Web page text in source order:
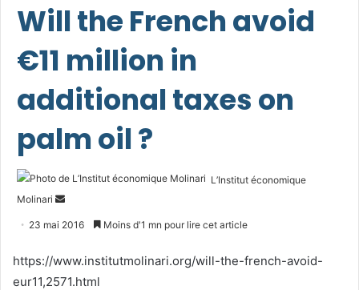
Will the French avoid
€11 million in
additional taxes on
palm oil ?
L’Institut économique
Molinari
Envoyer
23 mai 2016 Moins d'1 mn pour lire cet article
https://www.institutmolinari.org/will-the-french-avoid-
eur11,2571.html